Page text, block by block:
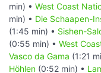
min) • West Coast
min) • Die Schaapen-
(1:45 min) • Sishen-
(0:55 min) • West
Vasco da Gama (1:21
Höhlen (0:52 min) •